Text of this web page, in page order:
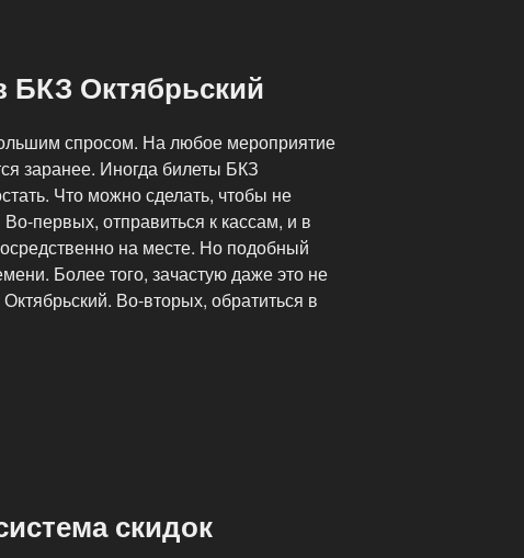
БКЗ Октябрьский
спросом. На любое мероприятие
заранее. Иногда билеты БКЗ
Что можно сделать, чтобы не
первых, отправиться к кассам, и в
на месте. Но подобный
Более того, зачастую даже это не
Во-вторых, обратиться в
скидок